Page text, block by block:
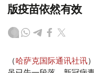
版疫苗依然有效
（哈萨克国际通讯社讯